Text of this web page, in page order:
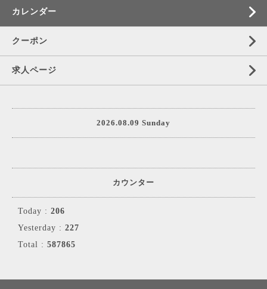
カレンダー
クーポン
求人ページ
2026.08.09 Sunday
カウンター
Today : 206
Yesterday : 227
Total : 587865